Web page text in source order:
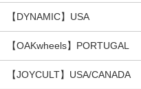
【DYNAMIC】USA
【OAKwheels】PORTUGAL
【JOYCULT】USA/CANADA